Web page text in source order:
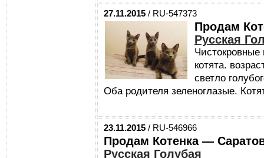
27.11.2015 / RU-547373
Продам
Русская
котята.
светло
Оба родителя зеленоглазые.
23.11.2015 / RU-546966
Продам Котенка —
Русская Голубая